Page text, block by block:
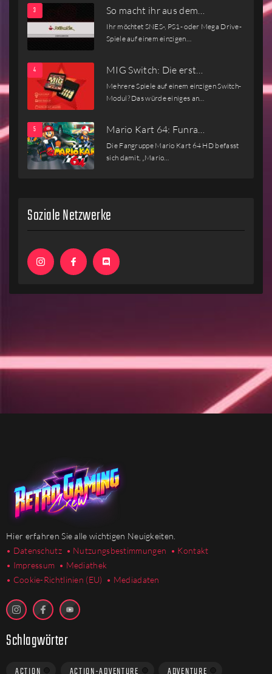
So macht ihr aus dem…
Ihr möchtet SNES-, PS1- oder Mega Drive-
Spiele auf einem einzigen…
MIG Switch: Die erst…
Mehrere Spiele auf einem einzigen Switch-
Modul? Das würde einiges an…
Mario Kart 64: Funra…
Die Fangruppe Mario Kart 64 HD befasst
sich damit, „Mario…
Soziale Netzwerke
Hier erfahren Sie alle wichtigen Neuigkeiten.
• Datenschutz • Nutzungsbestimmungen • Kontakt
• Impressum • Mediathek
• Cookie-Richtlinien (EU) • Mediadaten
Schlagwörter